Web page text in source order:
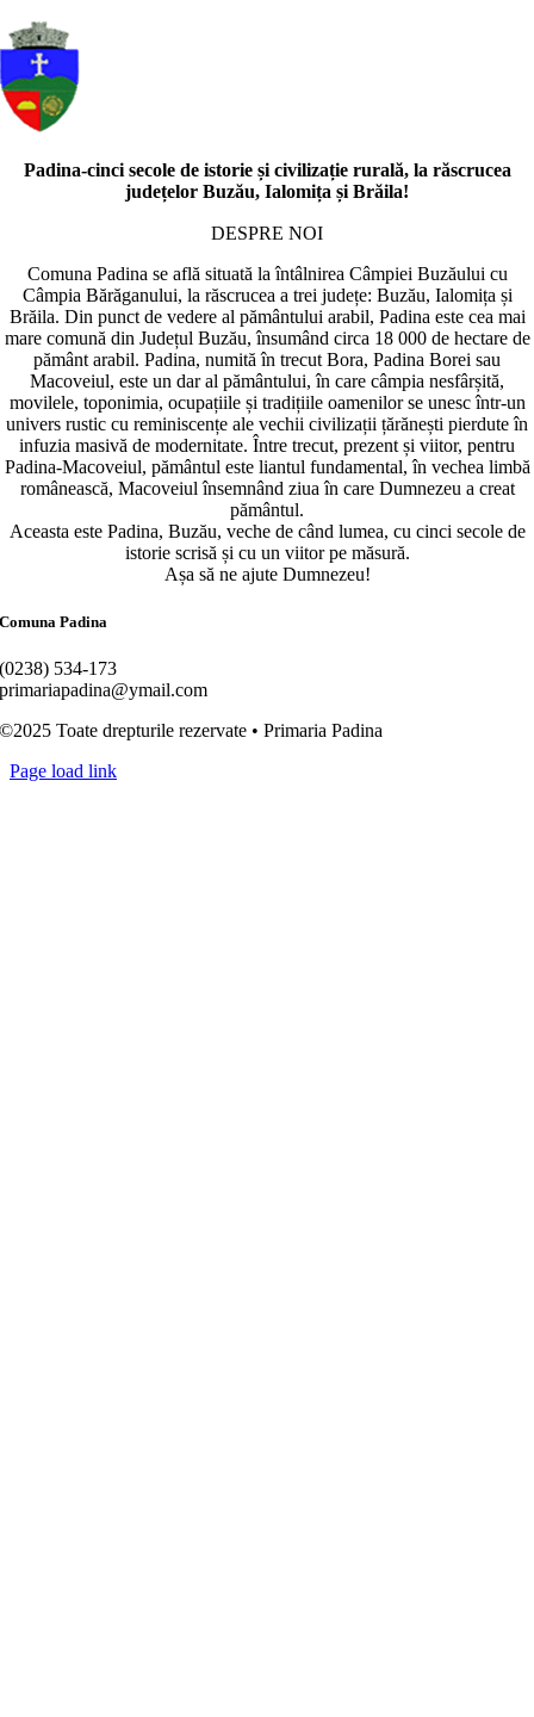
Padina-cinci secole de istorie și civilizație rurală, la răscrucea
județelor Buzău, Ialomița și Brăila!
DESPRE NOI
Comuna Padina se află situată la întâlnirea Câmpiei Buzăului cu
Câmpia Bărăganului, la răscrucea a trei județe: Buzău, Ialomița și
Brăila. Din punct de vedere al pământului arabil, Padina este cea mai
mare comună din Județul Buzău, însumând circa 18 000 de hectare de
pământ arabil. Padina, numită în trecut Bora, Padina Borei sau
Macoveiul, este un dar al pământului, în care câmpia nesfârșită,
movilele, toponimia, ocupațiile și tradițiile oamenilor se unesc într-un
univers rustic cu reminiscențe ale vechii civilizații țărănești pierdute în
infuzia masivă de modernitate. Între trecut, prezent și viitor, pentru
Padina-Macoveiul, pământul este liantul fundamental, în vechea limbă
românească, Macoveiul însemnând ziua în care Dumnezeu a creat
pământul.
Aceasta este Padina, Buzău, veche de când lumea, cu cinci secole de
istorie scrisă și cu un viitor pe măsură.
Așa să ne ajute Dumnezeu!
Comuna Padina
(0238) 534-173
primariapadina@ymail.com
©2025 Toate drepturile rezervate • Primaria Padina
Toggle
Page load link